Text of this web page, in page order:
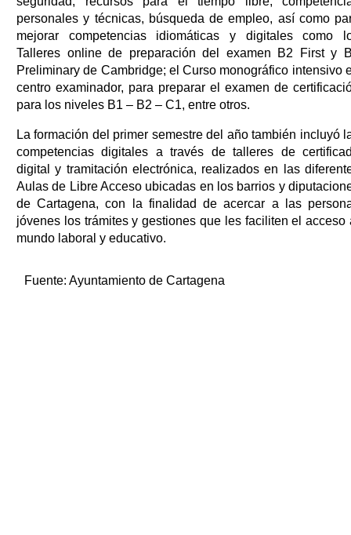
personales y técnicas, búsqueda de empleo, así como
mejorar competencias idiomáticas y digitales como
Talleres online de preparación del examen B2 First y
Preliminary de Cambridge; el Curso monográfico intensivo
centro examinador, para preparar el examen de
para los niveles B1 – B2 – C1, entre otros.
La formación del primer semestre del año también incluyó
competencias digitales a través de talleres de
digital y tramitación electrónica, realizados en las
Aulas de Libre Acceso ubicadas en los barrios y
de Cartagena, con la finalidad de acercar a las
jóvenes los trámites y gestiones que les faciliten el acceso
mundo laboral y educativo.
Fuente: Ayuntamiento de Cartagena